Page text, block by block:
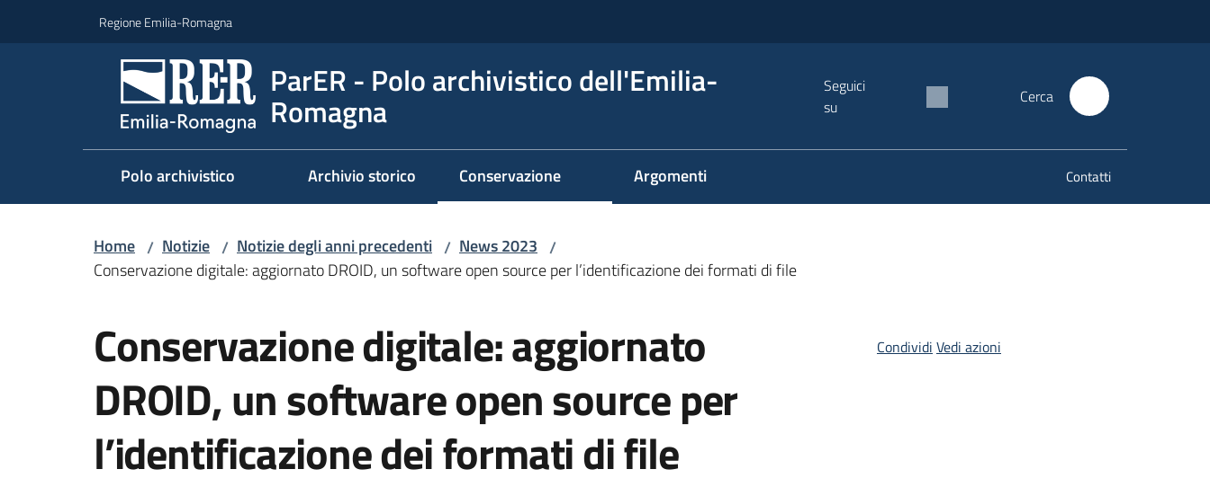
Regione Emilia-Romagna
ParER - Polo archivistico dell'Emilia-
Romagna
Seguici
su
Cerca
Polo archivistico Archivio storico Conservazione Argomenti Contatti
Home / Notizie / Notizie degli anni precedenti / News 2023 /
Conservazione digitale: aggiornato DROID, un software open source per l’identificazione dei formati di file
Conservazione digitale: aggiornato
DROID, un software open source per
l’identificazione dei formati di file
Condividi Vedi azioni